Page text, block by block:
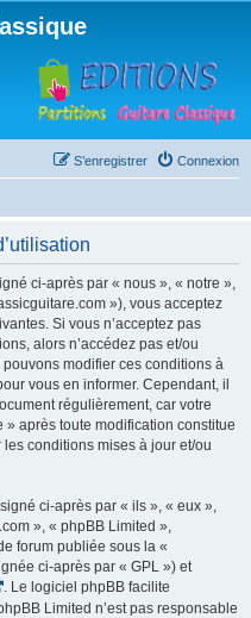
Connexion
S’enregistrer
ci-après par « nous », « notre »,
»), vous acceptez
Si vous n’acceptez pas
alors n’accédez pas et/ou
modifier ces conditions à
vous en informer. Cependant, il
régulièrement, car votre
après toute modification constitue
conditions mises à jour et/ou
ci-après par « ils », « eux »,
», « phpBB Limited »,
forum publiée sous la «
ci-après par « GPL ») et
. Le logiciel phpBB facilite
Limited n’est pas responsable